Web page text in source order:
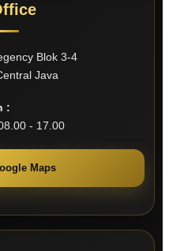
Blok 3-4
Java
:
- 17.00
Maps